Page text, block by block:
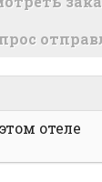
отеле